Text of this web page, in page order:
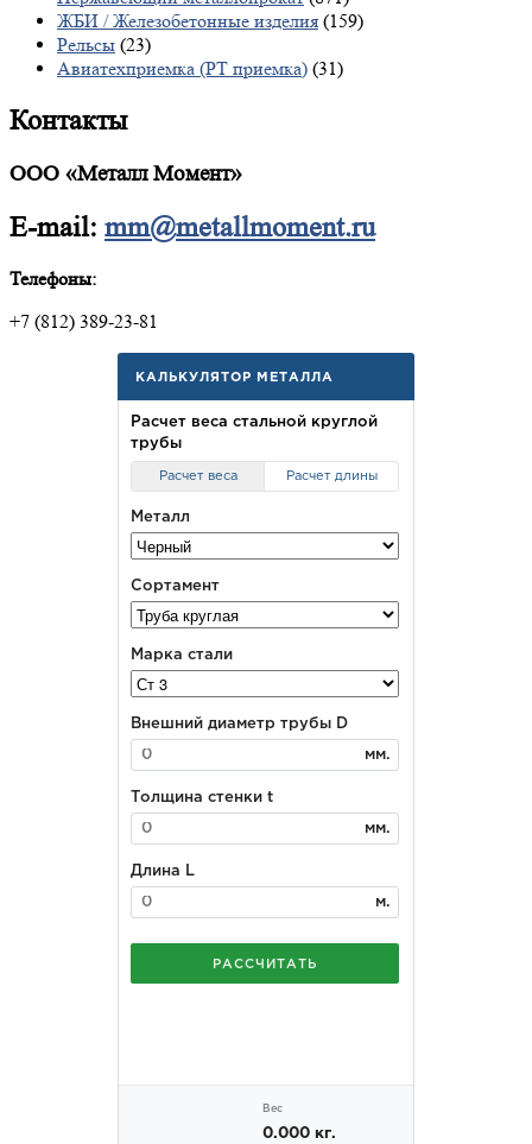
ЖБИ / Железобетонные изделия (159)
Рельсы (23)
Авиатехприемка (РТ приемка) (31)
Контакты
ООО «Металл Момент»
E-mail: mm@metallmoment.ru
Телефоны:
+7 (812) 389-23-81